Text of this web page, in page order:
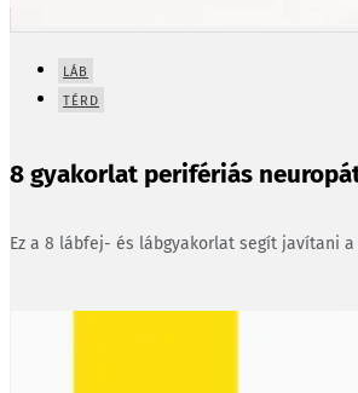
LÁB
TÉRD
8 gyakorlat perifériás
Ez a 8 lábfej- és lábgyakorlat segít javítani